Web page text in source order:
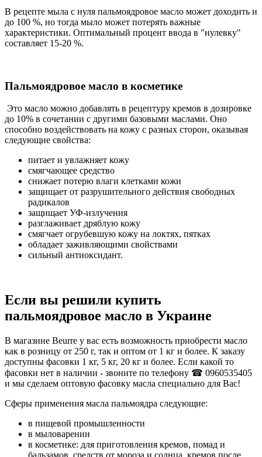
В рецепте мыла с нуля пальмоядровое масло может доходить и
до 100 %, но тогда мыло может потерять важные
характеристики. Оптимальный процент ввода в "нулевку"
составляет 15-20 %.
Пальмоядровое масло в косметике
Это масло можно добавлять в рецептуру кремов в дозировке
до 10% в сочетании с другими базовыми маслами. Оно
способно воздействовать на кожу с разных сторон, оказывая
следующие свойства:
питает и увлажняет кожу
смягчающее средство
снижает потерю влаги клетками кожи
защищает от разрушительного действия свободных
радикалов
защищает УФ-излучения
разглаживает дряблую кожу
смягчает огрубевшую кожу на локтях, пятках
обладает заживляющими свойствами
сильный антиоксидант.
Если вы решили купить
пальмоядровое масло в Украине
В магазине Beurre у вас есть возможность приобрести масло
как в розницу от 250 г, так и оптом от 1 кг и более. К заказу
доступны фасовки 1 кг, 5 кг, 20 кг и более. Если какой то
фасовки нет в наличии - звоните по телефону ☎ 0960535405
и мы сделаем оптовую фасовку масла специально для Вас!
Сферы применения масла пальмоядра следующие:
в пищевой промышленности
в мыловарении
в косметике: для приготовления кремов, помад и
бальзамов, средств от мороза и солнца, кремов после